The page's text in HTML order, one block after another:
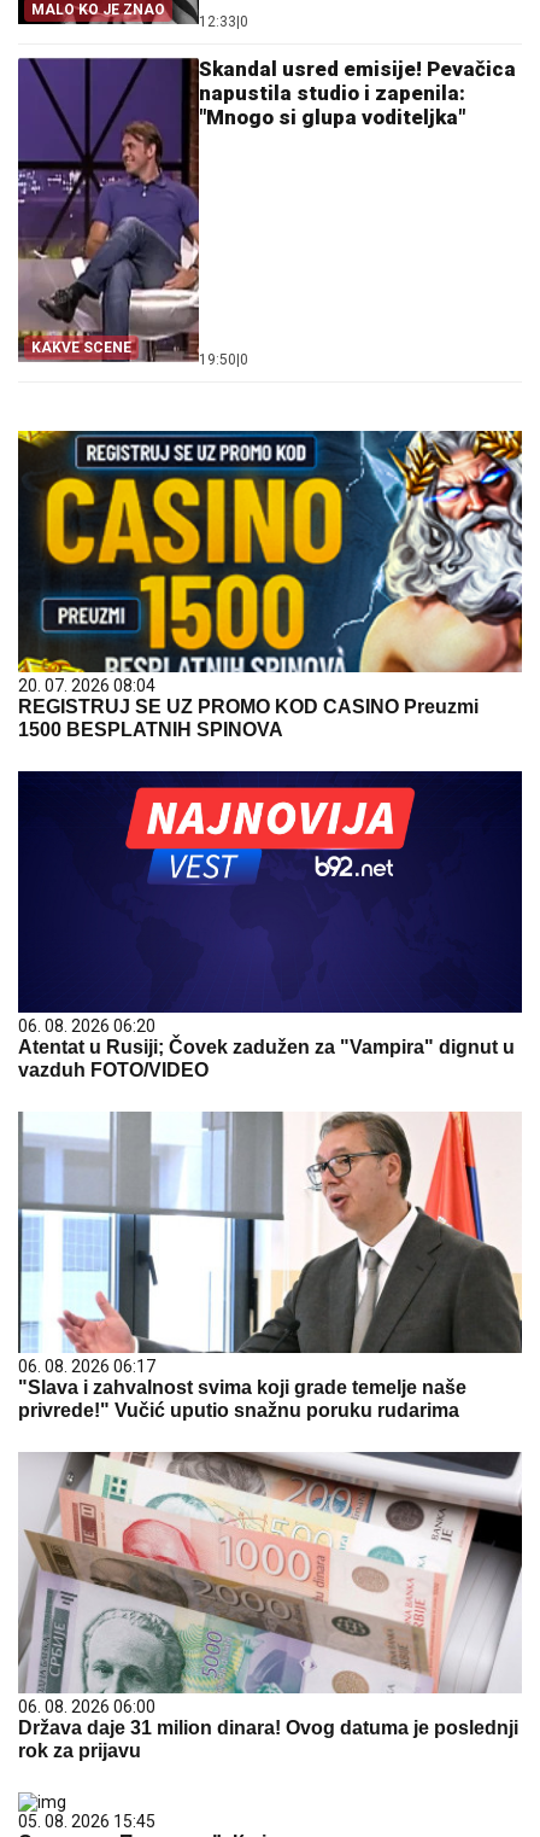
MALO KO JE ZNAO
12:33|0
KAKVE SCENE
Skandal usred emisije! Pevačica
napustila studio i zapenila:
"Mnogo si glupa voditeljka"
19:50|0
20. 07. 2026 08:04
REGISTRUJ SE UZ PROMO KOD CASINO Preuzmi
1500 BESPLATNIH SPINOVA
06. 08. 2026 06:20
Atentat u Rusiji; Čovek zadužen za "Vampira" dignut u
vazduh FOTO/VIDEO
06. 08. 2026 06:17
"Slava i zahvalnost svima koji grade temelje naše
privrede!" Vučić uputio snažnu poruku rudarima
06. 08. 2026 06:00
Država daje 31 milion dinara! Ovog datuma je poslednji
rok za prijavu
05. 08. 2026 15:45